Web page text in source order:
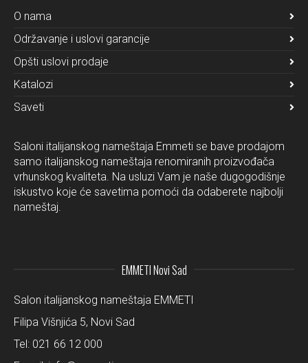
O nama
Održavanje i uslovi garancije
Opšti uslovi prodaje
Katalozi
Saveti
Saloni italijanskog nameštaja Emmeti se bave prodajom
samo italijanskog nameštaja renomiranih proizvođača
vrhunskog kvaliteta. Na usluzi Vam je naše dugogodišnje
iskustvo koje će savetima pomoći da odaberete najbolji
nameštaj.
EMMETI Novi Sad
Salon italijanskog nameštaja EMMETI
Filipa Višnjića 5, Novi Sad
Tel: 021 66 12 000